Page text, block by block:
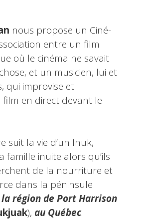
nous propose un Ciné-
entre un film
où le cinéma ne savait
et un musicien, lui et
qui improvise et
film en direct devant le
suit la vie d’un Inuk,
famille inuite alors qu’ils
de la nourriture et
dans la péninsule
région de Port Harrison
), au Québec.